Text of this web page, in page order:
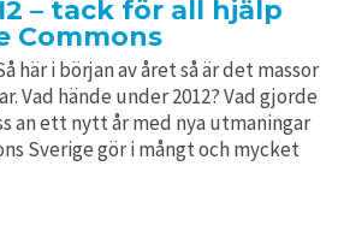
– tack för all hjälp
Commons
här i början av året så är det massor
Vad hände under 2012? Vad gjorde
an ett nytt år med nya utmaningar
Sverige gör i mångt och mycket